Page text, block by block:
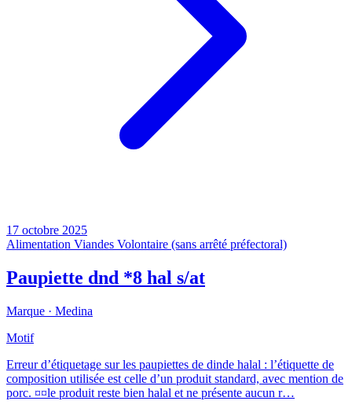
17 octobre 2025
Alimentation Viandes Volontaire (sans arrêté préfectoral)
Paupiette dnd *8 hal s/at
Marque · Medina
Motif
Erreur d’étiquetage sur les paupiettes de dinde halal : l’étiquette de
composition utilisée est celle d’un produit standard, avec mention de
porc. ¤¤le produit reste bien halal et ne présente aucun r…